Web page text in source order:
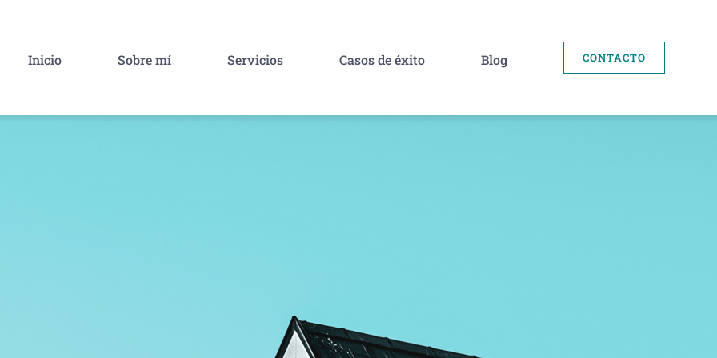
Inicio Sobre mí Servicios Casos de éxito Blog CONTACTO